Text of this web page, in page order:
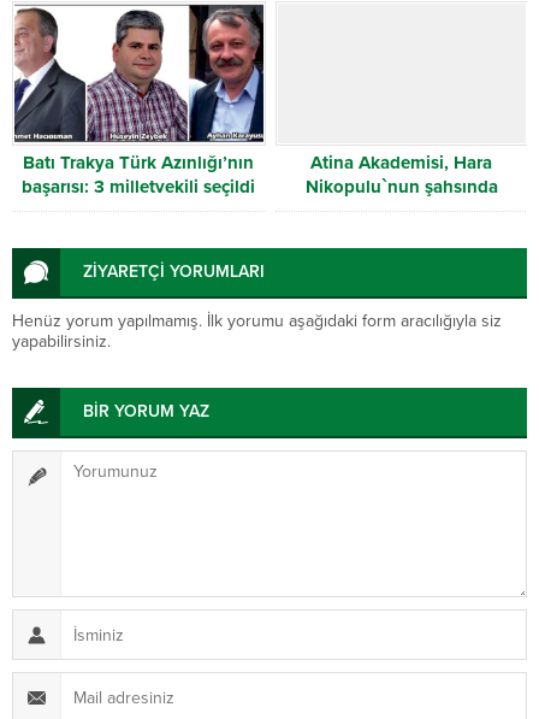
Batı Trakya Türk Azınlığı’nın
başarısı: 3 milletvekili seçildi
Atina Akademisi, Hara
Nikopulu`nun şahsında
hoşgörüsüzlüğü ödüllendirdi
ZİYARETÇİ YORUMLARI
Henüz yorum yapılmamış. İlk yorumu aşağıdaki form aracılığıyla siz
yapabilirsiniz.
BİR YORUM YAZ